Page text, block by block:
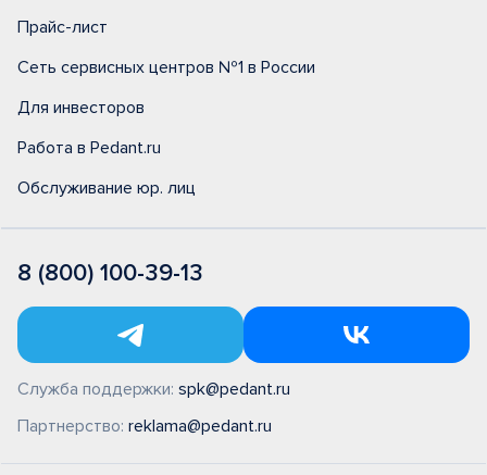
Прайс-лист
Сеть сервисных центров №1 в России
Для инвесторов
Работа в Pedant.ru
Обслуживание юр. лиц
8 (800) 100-39-13
Служба поддержки: spk@pedant.ru
Партнерство: reklama@pedant.ru